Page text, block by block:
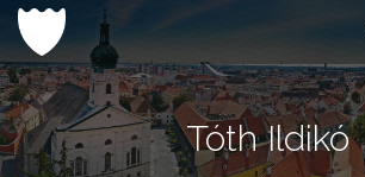
Ugrás
tartalomhoz
Tóth Ildikó